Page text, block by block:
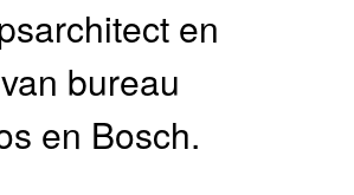
en
bureau
en Bosch.